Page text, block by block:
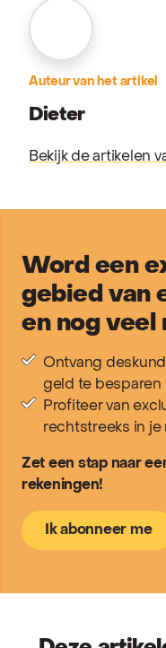
Auteur van het artikel
Dieter
Bekijk de artikelen
Word een
gebied van
en nog veel
Ontvang
geld te besparen
Profiteer van
rechtstreeks in je
Zet een stap naar
rekeningen!
Ik abonneer me